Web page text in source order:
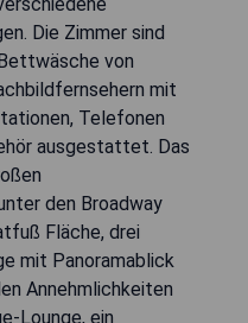
Die Zimmer sind
von
mit
Telefonen
ausgestattet. Das
den Broadway
Fläche, drei
mit Panoramablick
Annehmlichkeiten
Lounge, ein